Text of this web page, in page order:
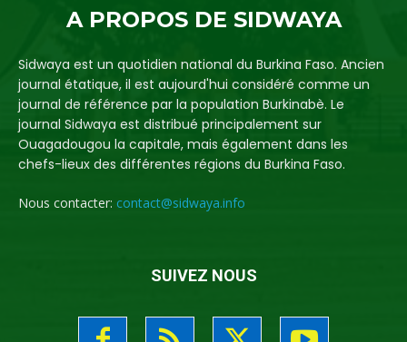
A PROPOS DE SIDWAYA
Sidwaya est un quotidien national du Burkina Faso. Ancien
journal étatique, il est aujourd'hui considéré comme un
journal de référence par la population Burkinabè. Le
journal Sidwaya est distribué principalement sur
Ouagadougou la capitale, mais également dans les
chefs-lieux des différentes régions du Burkina Faso.
Nous contacter: contact@sidwaya.info
SUIVEZ NOUS